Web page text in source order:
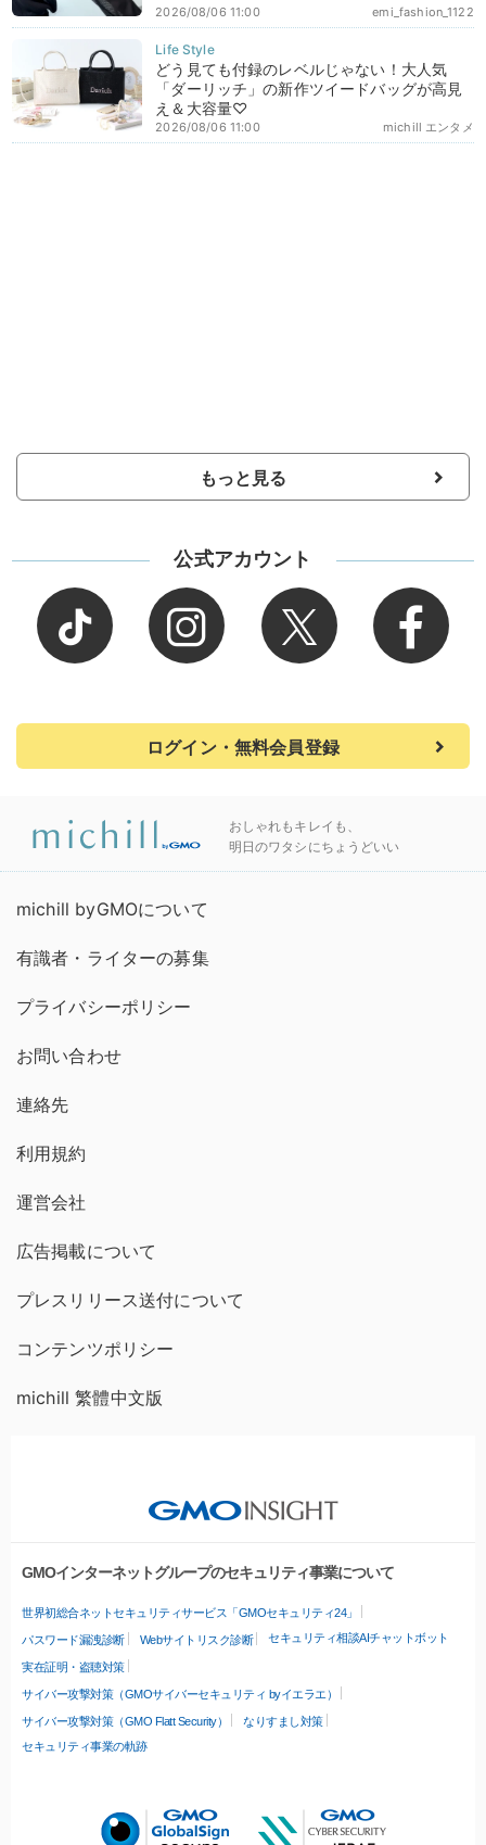
emi_fashion_1122
2026/08/06 11:00
どう見ても付録のレベルじゃない！大人気
「ダーリッチ」の新作ツイードバッグが高見
え＆大容量♡
michill エンタメ
2026/08/06 11:00
もっと見る
公式アカウント
ログイン・無料会員登録
おしゃれもキレイも、
明日のワタシにちょうどいい
michill byGMOについて
有識者・ライターの募集
プライバシーポリシー
お問い合わせ
連絡先
利用規約
運営会社
広告掲載について
プレスリリース送付について
コンテンツポリシー
michill 繁體中文版
GMOインターネットグループのセキュリティ事業について
世界初総合ネットセキュリティサービス「GMOセキュリティ24」
パスワード漏洩診断 Webサイトリスク診断 セキュリティ相談AIチャットボット
実在証明・盗聴対策
サイバー攻撃対策（GMOサイバーセキュリティ byイエラエ）
サイバー攻撃対策（GMO Flatt Security）
なりすまし対策
セキュリティ事業の軌跡